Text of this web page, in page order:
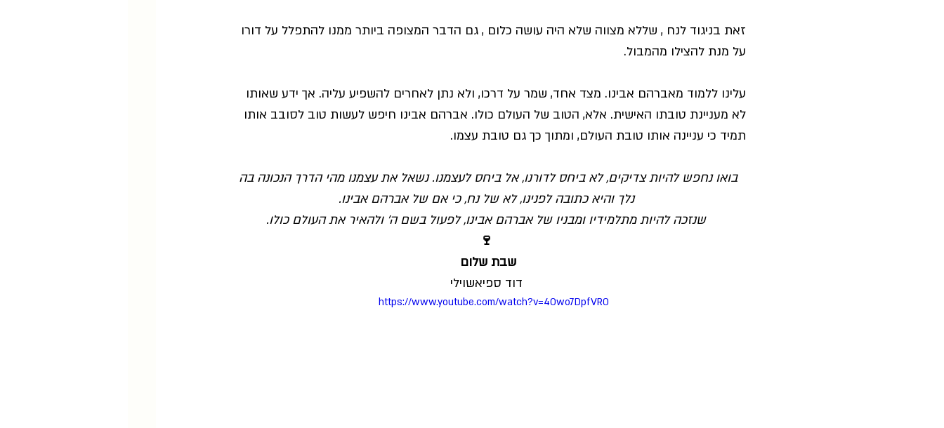
זאת בניגוד לנח , שללא מצווה שלא היה עושה כלום , גם הדבר המצופה ביותר ממנו להתפלל על דורו
על מנת להצילו מהמבול.
עלינו ללמוד מאברהם אבינו. מצד אחד, שמר על דרכו, ולא נתן לאחרים להשפיע עליה. אך ידע שאותו
לא מעניינת טובתו האישית. אלא, הטוב של העולם כולו. אברהם אבינו חיפש לעשות טוב לסובב אותו
תמיד כי עניינה אותו טובת העולם, ומתוך כך גם טובת עצמו.
בואו נחפש להיות צדיקים, לא ביחס לדורנו, אל ביחס לעצמנו. נשאל את עצמנו מהי הדרך הנכונה בה
נלך והיא כתובה לפנינו, לא של נח, כי אם של אברהם אבינו.
שנזכה להיות מתלמידיו ומבניו של אברהם אבינו, לפעול בשם ה' ולהאיר את העולם כולו.
🍷
שבת שלום
דוד ספיאשוילי
https://www.youtube.com/watch?v=4Owo7DpfVR0